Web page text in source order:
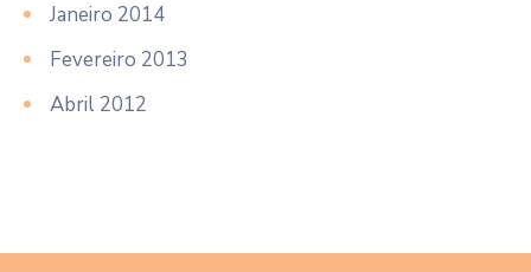
Janeiro 2014
Fevereiro 2013
Abril 2012